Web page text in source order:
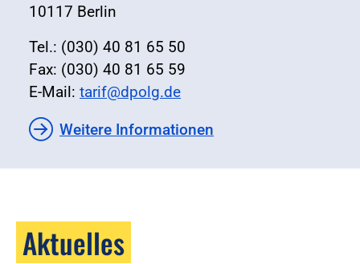
10117 Berlin
Tel.: (030) 40 81 65 50
Fax: (030) 40 81 65 59
E-Mail: tarif@dpolg.de
Weitere Informationen
Aktuelles